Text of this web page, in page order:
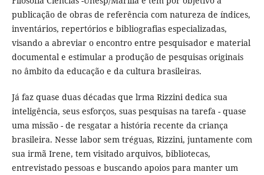
publicação de obras de referência com natureza de índices,
inventários, repertórios e bibliografias especializadas,
visando a abreviar o encontro entre pesquisador e material
documental e estimular a produção de pesquisas originais
no âmbito da educação e da cultura brasileiras.
Já faz quase duas décadas que lrma Rizzini dedica sua
inteligência, seus esforços, suas pesquisas na tarefa - quase
uma missão - de resgatar a história recente da criança
brasileira. Nesse labor sem tréguas, Rizzini, juntamente com
sua irmã Irene, tem visitado arquivos, bibliotecas,
entrevistado pessoas e buscando apoios para manter um